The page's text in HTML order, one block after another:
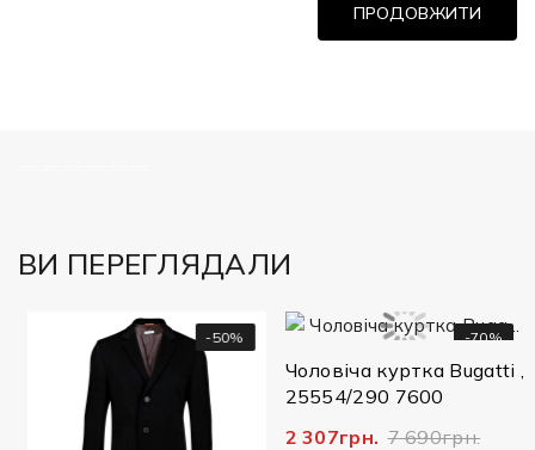
ПРОДОВЖИТИ
ВИ ПЕРЕГЛЯДАЛИ
-50% -70%
Чоловіча куртка Bugatti ,
25554/290 7600
2 307грн.
7 690грн.